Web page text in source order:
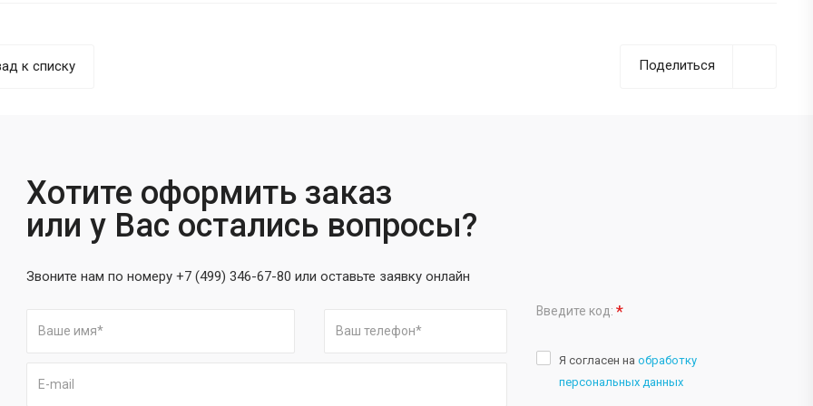
Поделиться
к списку
Хотите оформить заказ
или у Вас остались вопросы?
Звоните нам по номеру +7 (499) 346-67-80 или оставьте заявку онлайн
Введите код: *
Я согласен наобработку
персональных данных